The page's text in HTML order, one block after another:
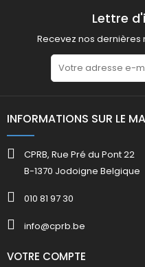
Lettre
Recevez nos
INFORMATIONS SUR LE
CPRB, Rue Pré du Pont 22
B-1370 Jodoigne Belgique
010 81 97 30
info@cprb.be
VOTRE COMPTE